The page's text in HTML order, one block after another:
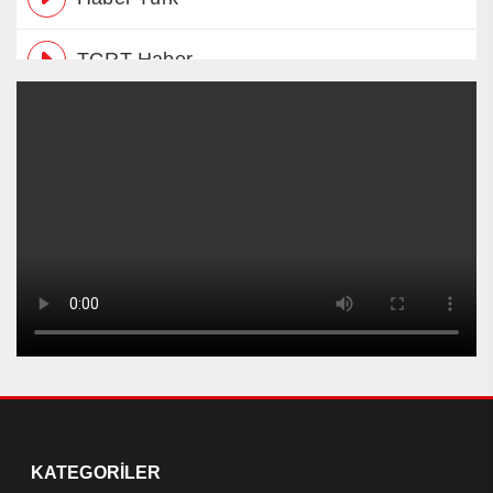
TGRT Haber
Kanal D
KATEGORİLER